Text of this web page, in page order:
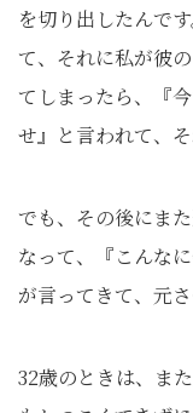
を切り出したんで
て、それに私が彼
てしまったら、『
せ』と言われて、
でも、その後にま
なって、『こんな
が言ってきて、元
32歳のときは、ま